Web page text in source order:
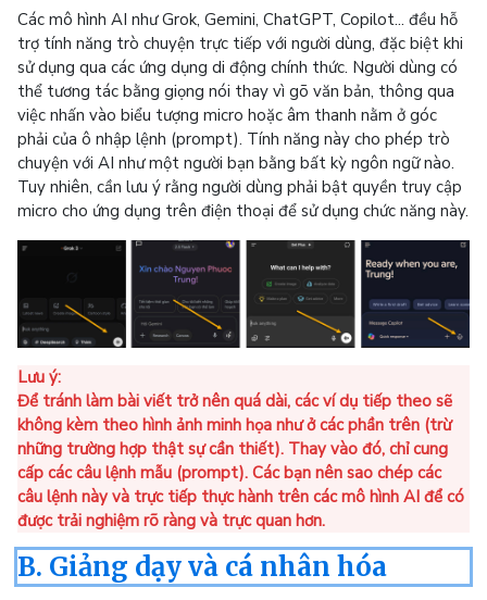
Các mô hình AI như Grok, Gemini, ChatGPT, Copilot... đều hỗ
trợ tính năng trò chuyện trực tiếp với người dùng, đặc biệt khi
sử dụng qua các ứng dụng di động chính thức. Người dùng có
thể tương tác bằng giọng nói thay vì gõ văn bản, thông qua
việc nhấn vào biểu tượng micro hoặc âm thanh nằm ở góc
phải của ô nhập lệnh (prompt). Tính năng này cho phép trò
chuyện với AI như một người bạn bằng bất kỳ ngôn ngữ nào.
Tuy nhiên, cần lưu ý rằng người dùng phải bật quyền truy cập
micro cho ứng dụng trên điện thoại để sử dụng chức năng này.
Lưu ý:
Để tránh làm bài viết trở nên quá dài, các ví dụ tiếp theo sẽ
không kèm theo hình ảnh minh họa như ở các phần trên (trừ
những trường hợp thật sự cần thiết). Thay vào đó, chỉ cung
cấp các câu lệnh mẫu (prompt). Các bạn nên sao chép các
câu lệnh này và trực tiếp thực hành trên các mô hình AI để có
được trải nghiệm rõ ràng và trực quan hơn.
B. Giảng dạy và cá nhân hóa